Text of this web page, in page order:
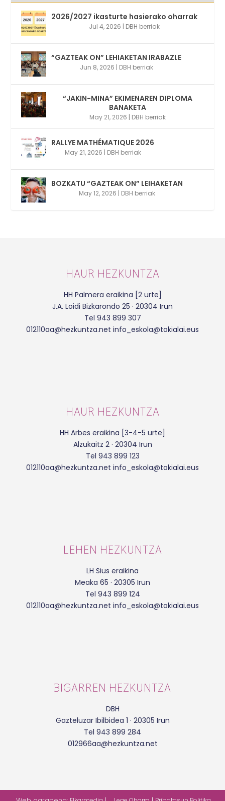
2026/2027 ikasturte hasierako oharrak
Jul 4, 2026 | DBH berriak
“GAZTEAK ON” LEHIAKETAN IRABAZLE
Jun 8, 2026 | DBH berriak
“JAKIN-MINA” EKIMENAREN DIPLOMA
BANAKETA
May 21, 2026 | DBH berriak
RALLYE MATHÉMATIQUE 2026
May 21, 2026 | DBH berriak
BOZKATU “GAZTEAK ON” LEIHAKETAN
May 12, 2026 | DBH berriak
HAUR HEZKUNTZA
HH Palmera eraikina [2 urte]
J.A. Loidi Bizkarondo 25 · 20304 Irun
Tel 943 899 307
012110aa@hezkuntza.net info_eskola@tokialai.eus
HAUR HEZKUNTZA
HH Arbes eraikina [3-4-5 urte]
Alzukaitz 2 · 20304 Irun
Tel 943 899 123
012110aa@hezkuntza.net info_eskola@tokialai.eus
LEHEN HEZKUNTZA
LH Sius eraikina
Meaka 65 · 20305 Irun
Tel 943 899 124
012110aa@hezkuntza.net info_eskola@tokialai.eus
BIGARREN HEZKUNTZA
DBH
Gazteluzar Ibilbidea 1 · 20305 Irun
Tel 943 899 284
012966aa@hezkuntza.net